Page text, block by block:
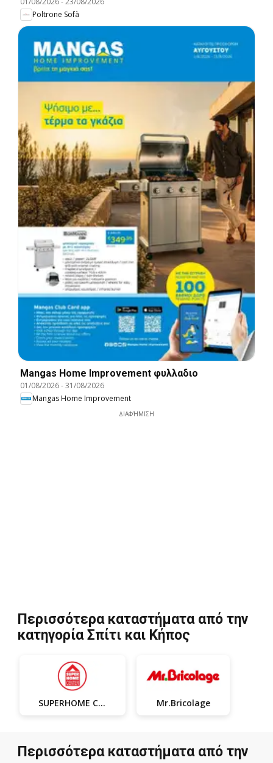
Poltrone Sofà
Mangas Home Improvement φυλλαδιο
01/08/2026-31/08/2026
Mangas Home Improvement
ΔΙΑΦΉΜΙΣΗ
Περισσότερα καταστήματα από την
κατηγορία Σπίτι και Κήπος
SUPERHOME CENTER Mr.Bricolage
Περισσότερα καταστήματα από την